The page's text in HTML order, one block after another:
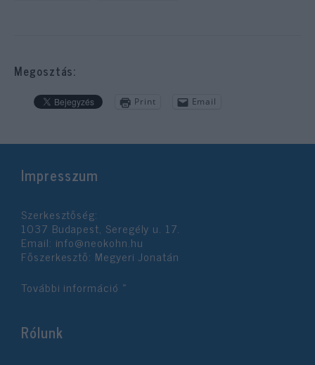
Megosztás:
Print Email
Impresszum
Szerkesztőség:
1037 Budapest, Seregély u. 17.
Email: info@neokohn.hu
Főszerkesztő: Megyeri Jonatán
További információ »
Rólunk